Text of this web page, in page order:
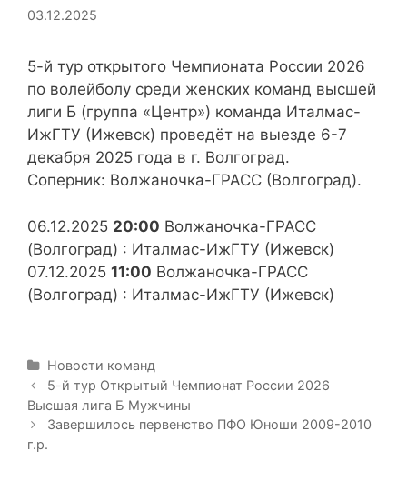
03.12.2025
5-й тур открытого Чемпионата России 2026
по волейболу среди женских команд высшей
лиги Б (группа «Центр») команда Италмас-
ИжГТУ (Ижевск) проведёт на выезде 6-7
декабря 2025 года в г. Волгоград.
Соперник: Волжаночка-ГРАСС (Волгоград).
06.12.2025 20:00 Волжаночка-ГРАСС
(Волгоград) : Италмас-ИжГТУ (Ижевск)
07.12.2025 11:00 Волжаночка-ГРАСС
(Волгоград) : Италмас-ИжГТУ (Ижевск)
Р
у
б
р
Новости команд
Н
а
в
и
5-й тур Открытый Чемпионат России 2026
Высшая лига Б Мужчины
Завершилось первенство ПФО Юноши 2009-2010
г.р.